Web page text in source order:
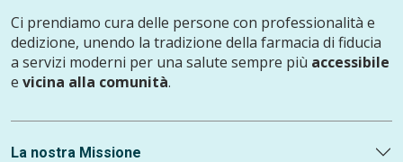
Ci prendiamo cura delle persone con professionalità e
dedizione, unendo la tradizione della farmacia di fiducia
a servizi moderni per una salute sempre più accessibile
e vicina alla comunità.
La nostra Missione